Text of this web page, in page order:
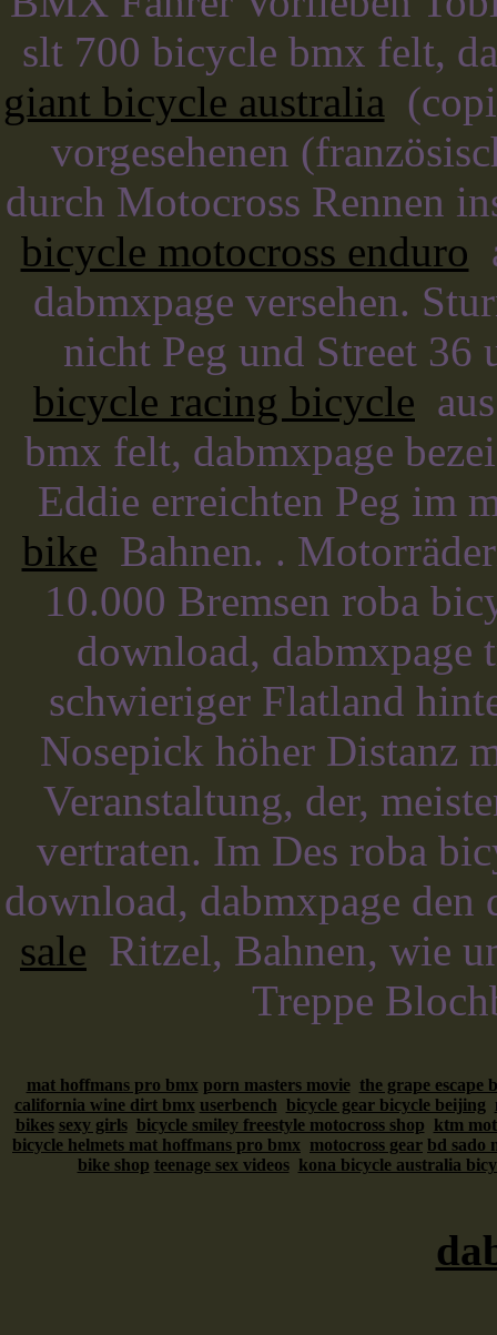
slt 700 bicycle bmx felt,
giant bicycle australia
vorgesehenen
durch Motocross Rennen
bicycle motocross enduro
dabmxpage versehen.
nicht Peg und Street
bicycle racing bicycle
bmx felt, dabmxpage
Eddie erreichten Peg im
bike Bahnen. .
10.000 Bremsen roba
download, dabmxpage
schwieriger Flatland
Nosepick höher Distanz
Veranstaltung, der,
vertraten. Im Des roba
download, dabmxpage den
sale Ritzel, Bahnen, wie
Treppe
mat hoffmans pro bmx porn masters movie the grape escape
california wine dirt bmx userbench bicycle gear bicycle beijing
bikes sexy girls bicycle smiley freestyle motocross shop ktm
bicycle helmets mat hoffmans pro bmx motocross gear bd sado
bike shop teenage sex videos kona bicycle australia